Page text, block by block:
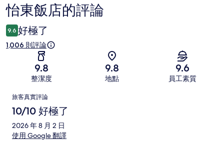
評
論
怡東飯店的評論
9.6 好極了
1,006 則評論
9.8
整潔度
9.8
地點
9.6
員工素質
評
論
旅客真實評論
10/10 好極了
2026 年 8 月 2 日
使用 Google 翻譯